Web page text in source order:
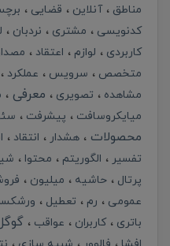
مناطق آنلاین قضایی
کدنویسی
مشتری نردبان
کاربردی
لوازم اعتقاد
متخصص سرویس عملکرد
مشاهده
تصویری معرفی
میایکروسافت
پیشرفت
محصولات هشدار انتقاد
تفسیر
الگوریتم محتوا
پرتال
حاشیه میلیون
عمومی
رم تعطیل
باتری
کاربران عواقب